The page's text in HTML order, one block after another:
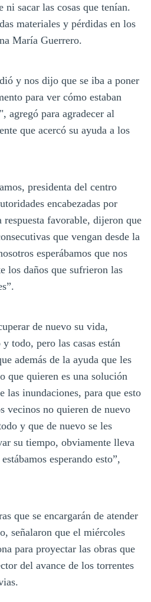
ni sacar las cosas que tenían.
materiales y pérdidas en los
María Guerrero.
y nos dijo que se iba a poner
para ver cómo estaban
agregó para agradecer al
que acercó su ayuda a los
presidenta del centro
encabezadas por
respuesta favorable, dijeron que
que vengan desde la
esperábamos que nos
los daños que sufrieron las
de nuevo su vida,
todo, pero las casas están
además de la ayuda que les
que quieren es una solución
las inundaciones, para que esto
vecinos no quieren de nuevo
y que de nuevo se les
su tiempo, obviamente lleva
esperando esto”,
que se encargarán de atender
señalaron que el miércoles
para proyectar las obras que
del avance de los torrentes